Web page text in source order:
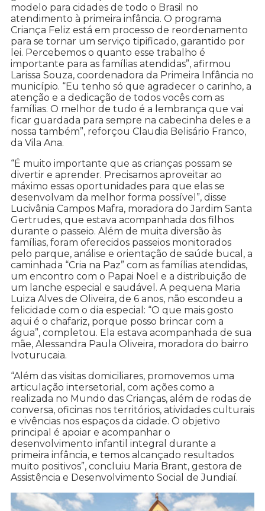
modelo para cidades de todo o Brasil no
atendimento à primeira infância. O programa
Criança Feliz está em processo de reordenamento
para se tornar um serviço tipificado, garantido por
lei. Percebemos o quanto esse trabalho é
importante para as famílias atendidas”, afirmou
Larissa Souza, coordenadora da Primeira Infância no
município. “Eu tenho só que agradecer o carinho, a
atenção e a dedicação de todos vocês com as
famílias. O melhor de tudo é a lembrança que vai
ficar guardada para sempre na cabecinha deles e a
nossa também”, reforçou Claudia Belisário Franco,
da Vila Ana.
“É muito importante que as crianças possam se
divertir e aprender. Precisamos aproveitar ao
máximo essas oportunidades para que elas se
desenvolvam da melhor forma possível”, disse
Lucivânia Campos Mafra, moradora do Jardim Santa
Gertrudes, que estava acompanhada dos filhos
durante o passeio. Além de muita diversão às
famílias, foram oferecidos passeios monitorados
pelo parque, análise e orientação de saúde bucal, a
caminhada “Cria na Paz” com as famílias atendidas,
um encontro com o Papai Noel e a distribuição de
um lanche especial e saudável. A pequena Maria
Luiza Alves de Oliveira, de 6 anos, não escondeu a
felicidade com o dia especial: “O que mais gosto
aqui é o chafariz, porque posso brincar com a
água”, completou. Ela estava acompanhada de sua
mãe, Alessandra Paula Oliveira, moradora do bairro
Ivoturucaia.
“Além das visitas domiciliares, promovemos uma
articulação intersetorial, com ações como a
realizada no Mundo das Crianças, além de rodas de
conversa, oficinas nos territórios, atividades culturais
e vivências nos espaços da cidade. O objetivo
principal é apoiar e acompanhar o
desenvolvimento infantil integral durante a
primeira infância, e temos alcançado resultados
muito positivos”, concluiu Maria Brant, gestora de
Assistência e Desenvolvimento Social de Jundiaí.